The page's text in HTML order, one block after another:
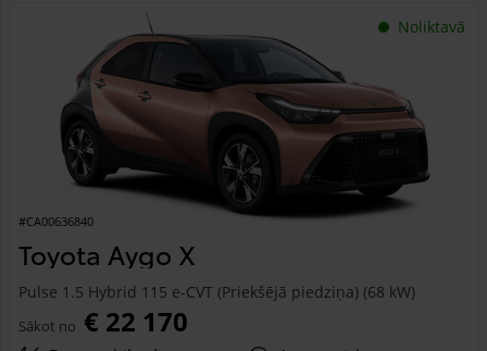
Noliktavā
#CA00636840
Toyota Aygo X
Pulse 1.5 Hybrid 115 e-CVT (Priekšējā piedziņa) (68 kW)
Sākot no € 22 170